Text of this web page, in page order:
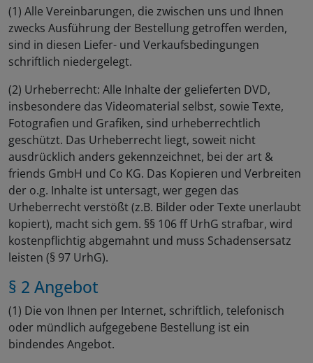
(1) Alle Vereinbarungen, die zwischen uns und Ihnen
zwecks Ausführung der Bestellung getroffen werden,
sind in diesen Liefer- und Verkaufsbedingungen
schriftlich niedergelegt.
(2) Urheberrecht: Alle Inhalte der gelieferten DVD,
insbesondere das Videomaterial selbst, sowie Texte,
Fotografien und Grafiken, sind urheberrechtlich
geschützt. Das Urheberrecht liegt, soweit nicht
ausdrücklich anders gekennzeichnet, bei der art &
friends GmbH und Co KG. Das Kopieren und Verbreiten
der o.g. Inhalte ist untersagt, wer gegen das
Urheberrecht verstößt (z.B. Bilder oder Texte unerlaubt
kopiert), macht sich gem. §§ 106 ff UrhG strafbar, wird
kostenpflichtig abgemahnt und muss Schadensersatz
leisten (§ 97 UrhG).
§ 2 Angebot
(1) Die von Ihnen per Internet, schriftlich, telefonisch
oder mündlich aufgegebene Bestellung ist ein
bindendes Angebot.